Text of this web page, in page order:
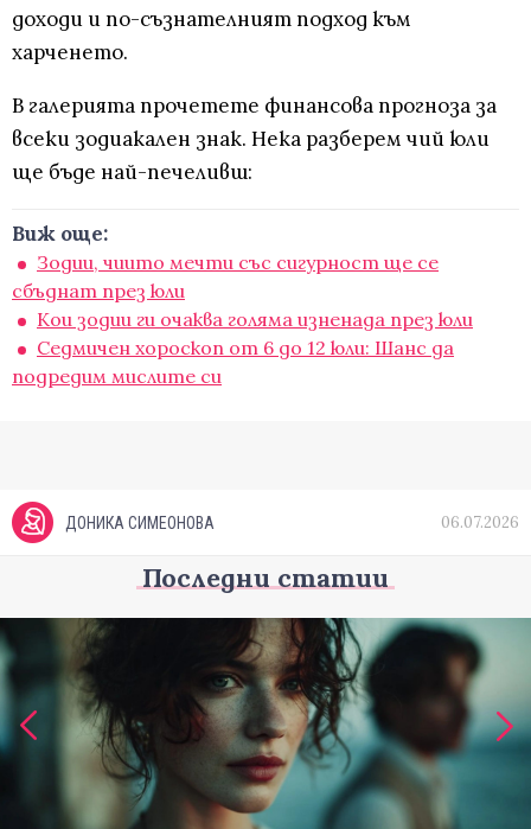
доходи и по-съзнателният подход към
харченето.
В галерията прочетете финансова прогноза за
всеки зодиакален знак. Нека разберем чий юли
ще бъде най-печеливш:
Виж още:
Зодии, чиито мечти със сигурност ще се
сбъднат през юли
Кои зодии ги очаква голяма изненада през юли
Седмичен хороскоп от 6 до 12 юли: Шанс да
подредим мислите си
ДОНИКА СИМЕОНОВА 06.07.2026
Последни статии